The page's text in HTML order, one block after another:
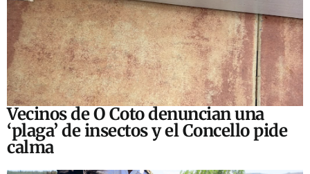
Vecinos de O Coto denuncian una
‘plaga’ de insectos y el Concello pide
calma